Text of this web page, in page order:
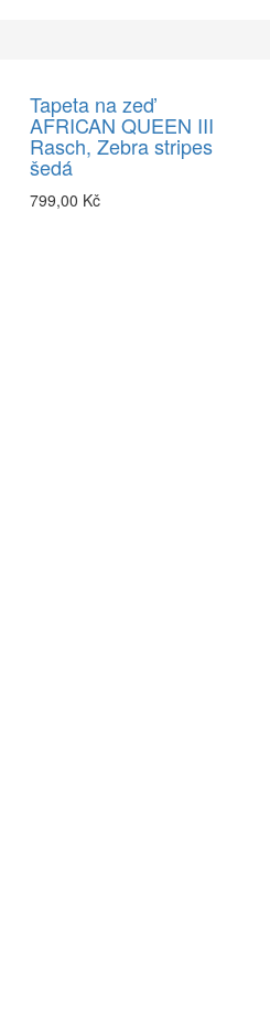
Tapeta na zeď
AFRICAN QUEEN III
Rasch, Zebra stripes
šedá
799,00 Kč